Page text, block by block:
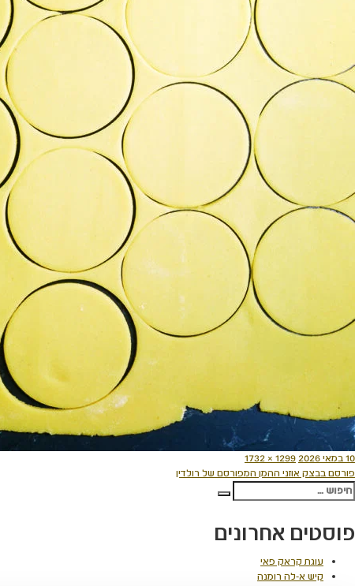
פורסם
בתאריך
10 במאי 2026
מסך
מלא
1299 × 1732
ניווט
פורסם בבצק אוזני ההמן המפורסם של רולדין
חפש:
חיפוש
פוסטים אחרונים
עוגת קראק פאי
קיש א-לה רומנה